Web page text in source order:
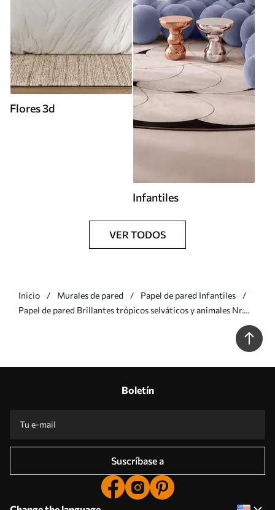
Flores 3d
Infantiles
VER TODOS
Inicio Murales de pared
Papel de pared Infantiles
Papel de pared Brillantes trópicos selváticos y animales Nr.
Boletín
Suscríbase a